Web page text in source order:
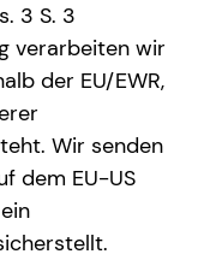
Uhr
Uhr
Uhr
Uhr
Uhr
3 S. 3
verarbeiten wir
der EU/EWR,
Wir senden
dem EU-US